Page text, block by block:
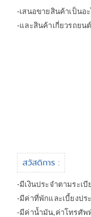
-เสนอขายสินค้าเป็นอ
-และสินค้าเกี่ยวรถยน
สวัสดิการ :
-มีเงินประจำตามระเ
-มีค่าที่พักและเบี้ยงปร
-มีค่าน้ำมัน,ค่าโทรศัพ